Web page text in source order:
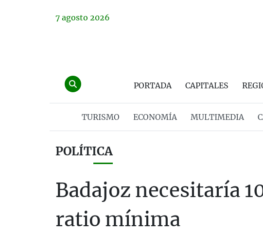
7 agosto 2026
PORTADA CAPITALES
TURISMO ECONOMÍA MULTIMEDIA
POLÍTICA
Badajoz necesitaría
ratio mínima